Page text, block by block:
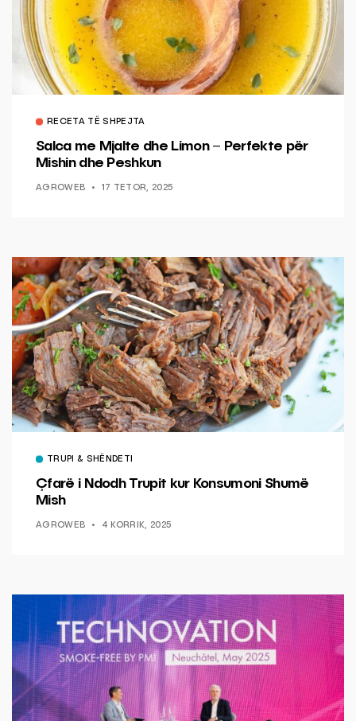
RECETA TË SHPEJTA
Salca me Mjalte dhe Limon – Perfekte për
Mishin dhe Peshkun
AGROWEB 17 TETOR, 2025
TRUPI & SHËNDETI
Çfarë i Ndodh Trupit kur Konsumoni Shumë
Mish
AGROWEB 4 KORRIK, 2025